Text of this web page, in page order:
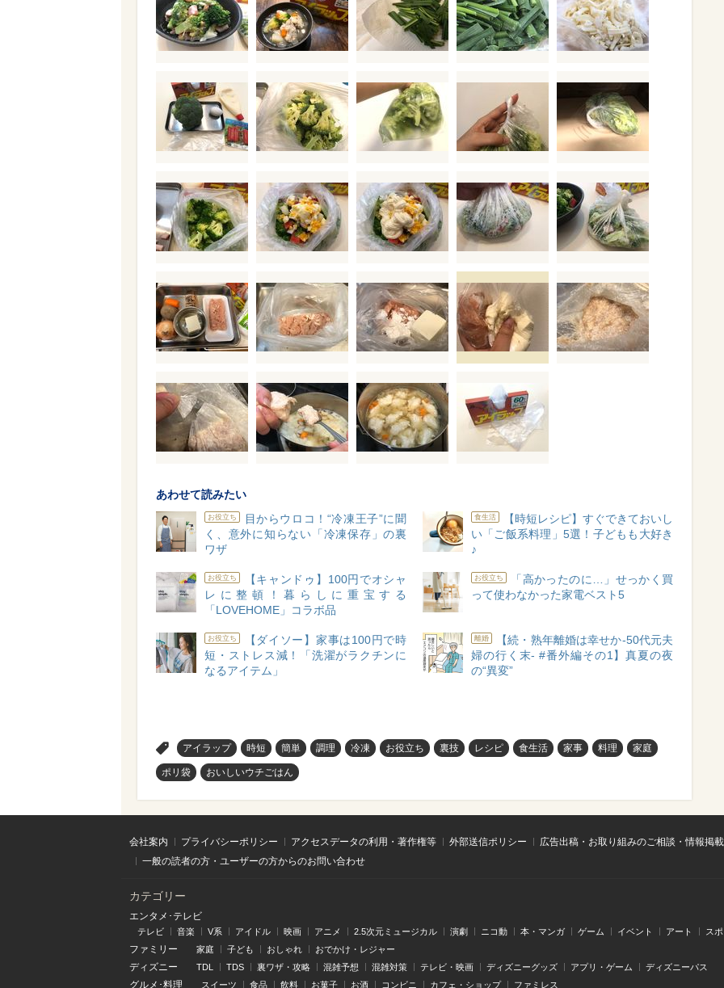
あわせて読みたい
お役立ち
目からウロコ！“冷凍王子”に聞
く、意外に知らない「冷凍保存」の裏
ワザ
食生活
【時短レシピ】すぐできておいし
い「ご飯系料理」5選！子どもも大好き
♪
お役立ち
【キャンドゥ】100円でオシャ
レに整頓！暮らしに重宝する
「LOVEHOME」コラボ品
お役立ち
「高かったのに…」せっかく買
って使わなかった家電ベスト5
お役立ち
【ダイソー】家事は100円で時
短・ストレス減！「洗濯がラクチンに
なるアイテム」
離婚
【続・熟年離婚は幸せか-50代元夫
婦の行く末- #番外編その1】真夏の夜
の“異変”
アイラップ 時短 簡単 調理 冷凍 お役立ち 裏技 レシピ 食生活 家事 料理 家庭
ポリ袋 おいしいウチごはん
会社案内 プライバシーポリシー アクセスデータの利用・著作権等 外部送信ポリシー
広告出稿・お取り組みのご相談・情報掲
一般の読者の方・ユーザーの方からのお問い合わせ
カテゴリー
エンタメ･テレビ
テレビ 音楽 V系 アイドル 映画 アニメ 2.5次元ミュージカル 演劇 ニコ動 本・マンガ ゲーム イベント アート ス
ファミリー 家庭 子ども おしゃれ おでかけ・レジャー
ディズニー TDL TDS 裏ワザ・攻略 混雑予想 混雑対策 テレビ・映画 ディズニーグッズ アプリ・ゲーム ディズニーパス
グルメ･料理 スイーツ 食品 飲料 お菓子 お酒 コンビニ カフェ・ショップ ファミレス